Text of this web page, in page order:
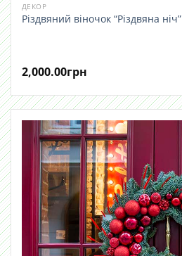
ДЕКОР
Різдвяний віночок “Різдвяна ніч”
2,000.00грн